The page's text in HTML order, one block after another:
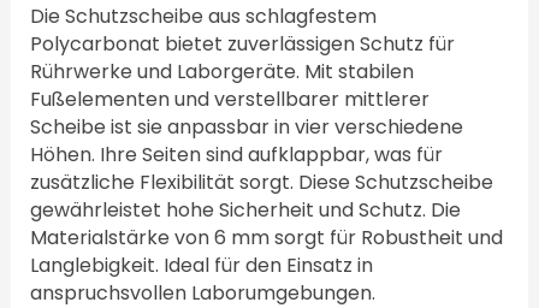
Die Schutzscheibe aus schlagfestem
Polycarbonat bietet zuverlässigen Schutz für
Rührwerke und Laborgeräte. Mit stabilen
Fußelementen und verstellbarer mittlerer
Scheibe ist sie anpassbar in vier verschiedene
Höhen. Ihre Seiten sind aufklappbar, was für
zusätzliche Flexibilität sorgt. Diese Schutzscheibe
gewährleistet hohe Sicherheit und Schutz. Die
Materialstärke von 6 mm sorgt für Robustheit und
Langlebigkeit. Ideal für den Einsatz in
anspruchsvollen Laborumgebungen.